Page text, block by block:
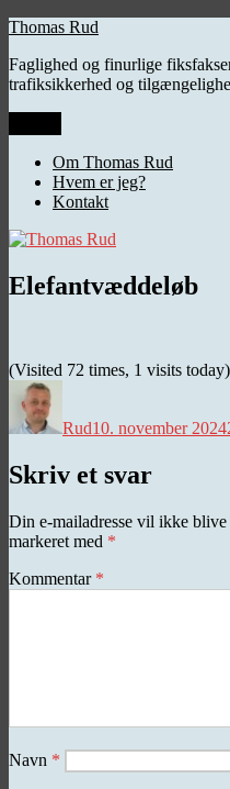
Videre
indhold
Thomas Rud
Faglighed og finurlige
trafiksikkerhed og
Om Thomas Rud
Hvem er jeg?
Kontakt
Elefantvæddeløb
(Visited 72 times, 1 visits today)
Rud10. november 2024
Skriv et svar
Din e-mailadresse vil ikke blive
markeret med *
Kommentar *
Navn *